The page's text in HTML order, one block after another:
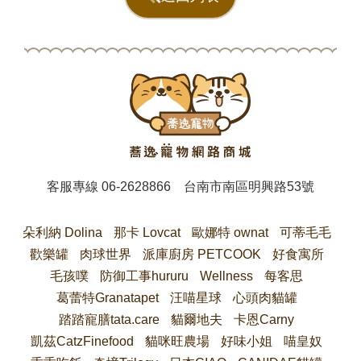
客服專線06-2628866 台南市南區明興路53號
朵利納 Dolina 那卡 Lovcat 歐娜特 ownat
可蒂毛毛
歡樂罐
肉球世界 派庫廚房 PETCOOK
好食寓所
毛孩噗
防御工事hururu Wellness
每客思
葛蕾特Granatapet
汪喵星球
心頭肉貓罐
踏踏寵膳tata.care
貓爾地夫
卡恩Carny
凱茲CatzFinefood
貓咪旺農場 好味小姐
喵皇奴